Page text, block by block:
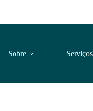
Sobre Serviços